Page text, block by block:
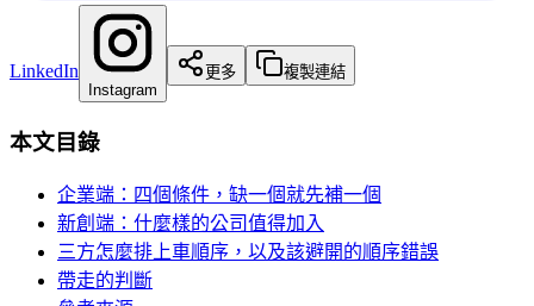
LinkedIn
Instagram
更多 複製連結
本文目錄
企業端：四個條件，缺一個就先補一個
新創端：什麼樣的公司值得加入
三方怎麼排上車順序，以及該避開的順序錯誤
帶走的判斷